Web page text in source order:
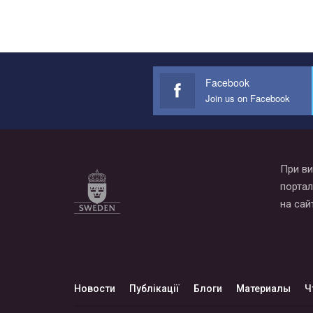
Facebook
Join us on Facebook
При
на
Новости Публікації Блоги Материалы